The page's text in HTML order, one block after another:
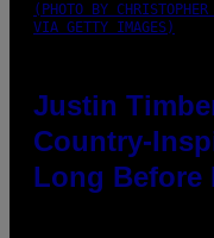
(PHOTO BY
VIA GETTY IMAGES)
Justin
Country-
Long Before